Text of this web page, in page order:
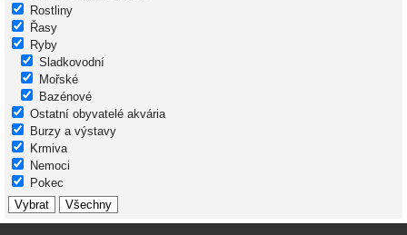
Rostliny
Řasy
Ryby
Sladkovodní
Mořské
Bazénové
Ostatní obyvatelé akvária
Burzy a výstavy
Krmiva
Nemoci
Pokec